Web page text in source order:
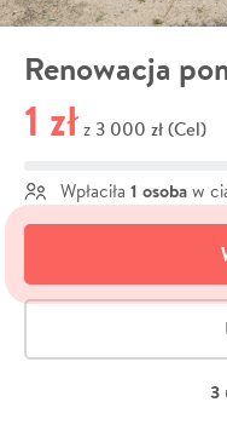
Renowacja
1 zł z 3 000 zł (Cel)
Wpłaciła 1 osoba w
3